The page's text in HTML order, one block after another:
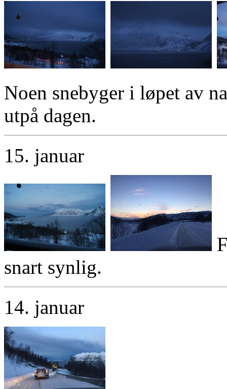
Noen snebyger i løpet av
utpå dagen.
15. januar
snart synlig.
14. januar